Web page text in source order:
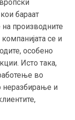
бараат
производните
се и
особено
Исто така,
во
неразбирање и